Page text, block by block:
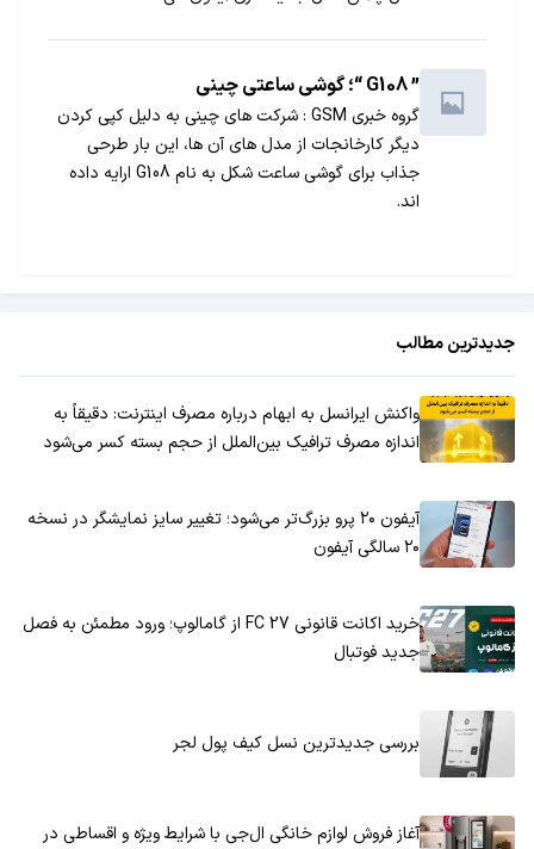
” G108 “؛ گوشی ساعتی چینی
گروه خبری GSM : شرکت های چینی به دلیل کپی کردن
دیگر کارخانجات از مدل های آن ها، این بار طرحی
جذاب برای گوشی ساعت شکل به نام G108 ارایه داده
اند.
جدیدترین مطالب
واکنش ایرانسل به ابهام درباره مصرف اینترنت: دقیقاً به
اندازه مصرف ترافیک بین‌الملل از حجم بسته کسر می‌شود
آیفون ۲۰ پرو بزرگ‌تر می‌شود؛ تغییر سایز نمایشگر در نسخه
۲۰ سالگی آیفون
خرید اکانت قانونی FC 27 از گامالوپ؛ ورود مطمئن به فصل
جدید فوتبال
بررسی جدیدترین نسل کیف پول لجر
آغاز فروش لوازم خانگی ال‌جی با شرایط ویژه و اقساطی در